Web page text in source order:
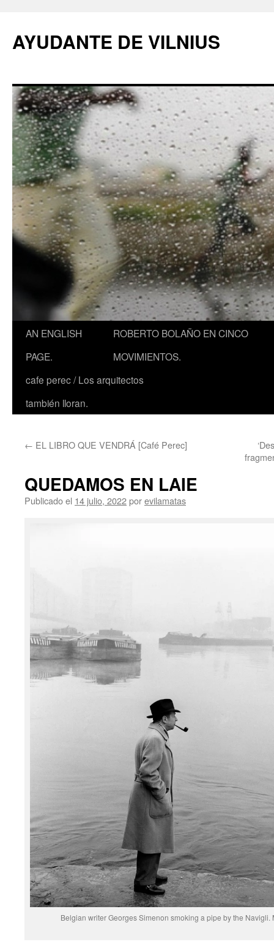
AYUDANTE DE VILNIUS
AN ENGLISH
PAGE.
ROBERTO BOLAÑO EN CINCO
MOVIMIENTOS.
cafe perec / Los arquitectos
también lloran.
← EL LIBRO QUE VENDRÁ [Café Perec]
QUEDAMOS EN LAIE
Publicado el 14 julio, 2022porevilamatas
Belgian writer Georges Simenon smoking a pipe by the